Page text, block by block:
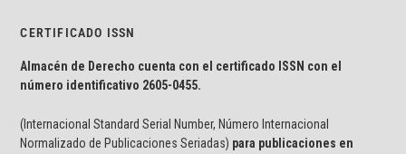
CERTIFICADO ISSN
Almacén de Derecho cuenta con el certificado ISSN con el
número identificativo 2605-0455.
(Internacional Standard Serial Number, Número Internacional
Normalizado de Publicaciones Seriadas) para publicaciones en